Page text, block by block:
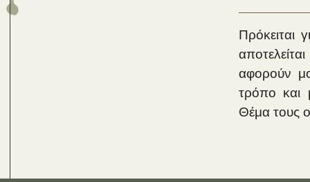
αφορούν
τρόπο και
Θέμα τους